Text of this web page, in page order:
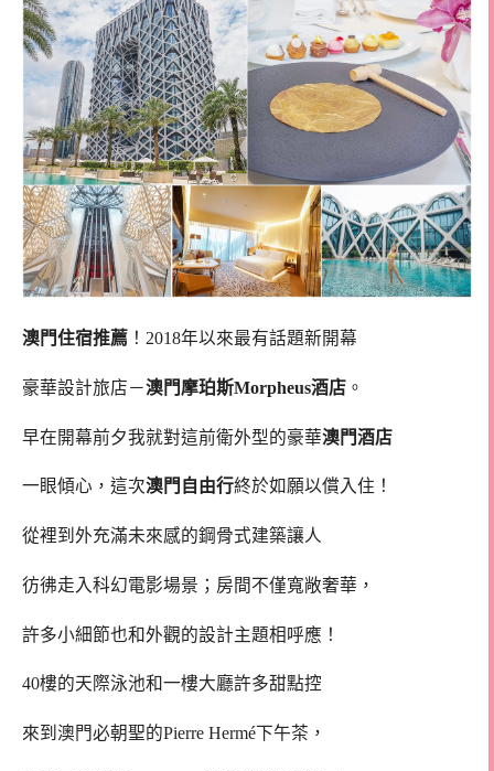
澳門住宿推薦 ！2018年以來最有話題新開幕
豪華設計旅店－澳門摩珀斯Morpheus酒店 。
早在開幕前夕我就對這前衛外型的豪華澳門酒店
一眼傾心，這次澳門自由行終於如願以償入住！
從裡到外充滿未來感的鋼骨式建築讓人
彷彿走入科幻電影場景；房間不僅寬敞奢華，
許多小細節也和外觀的設計主題相呼應！
40樓的天際泳池和一樓大廳許多甜點控
來到澳門必朝聖的Pierre Hermé下午茶，